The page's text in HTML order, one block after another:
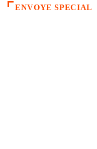
ENVOYE SPECIAL